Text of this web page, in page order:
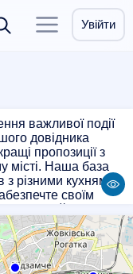
Увійти
важливої події
довідника
пропозиції з
місті. Наша база
з різними кухнями,
своїм
Зручний пошук та
ідеальне місце,
Обирайте якість